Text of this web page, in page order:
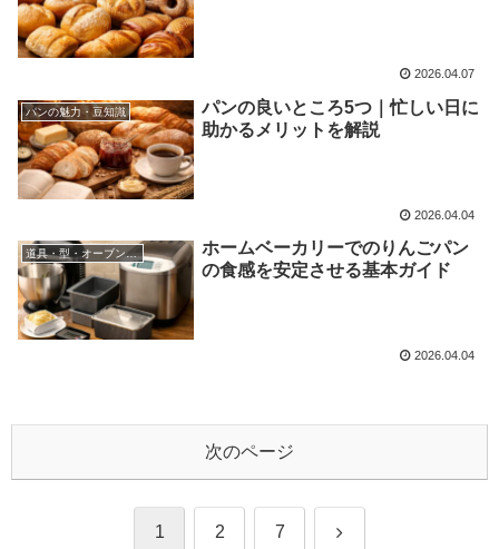
2026.04.07
パンの魅力・豆知識
パンの良いところ5つ｜忙しい日に
助かるメリットを解説
2026.04.04
道具・型・オーブン・ホームベーカリー
ホームベーカリーでのりんごパン
の食感を安定させる基本ガイド
2026.04.04
次のページ
1 2 7 次